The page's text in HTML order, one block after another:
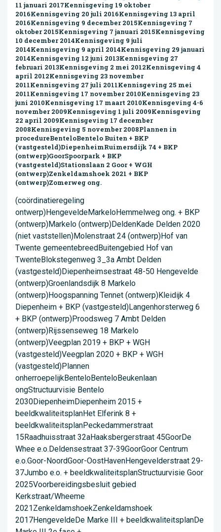
11 januari 2017Kennisgeving 19 oktober
2016Kennisgeving 20 juli 2016Kennisgeving 13 april
2016Kennisgeving 9 december 2015Kennisgeving 7
oktober 2015Kennisgeving 7 januari 2015Kennisgeving
10 december 2014Kennisgeving 9 juli
2014Kennisgeving 9 april 2014Kennisgeving 29 januari
2014Kennisgeving 12 juni 2013Kennisgeving 27
februari 2013Kennisgeving 2 mei 2012Kennisgeving 4
april 2012Kennisgeving 23 november
2011Kennisgeving 27 juli 2011Kennisgeving 25 mei
2011Kennisgeving 17 november 2010Kennisgeving 23
juni 2010Kennisgeving 17 maart 2010Kennisgeving 4-6
november 2009Kennisgeving 1 juli 2009Kennisgeving
22 april 2009Kennisgeving 17 december
2008Kennisgeving 5 november 2008Plannen in
procedureBenteloBentelo Buiten + BKP
(vastgesteld)DiepenheimRuimersdijk 74 + BKP
(ontwerp)GoorSpoorpark + BKP
(vastgesteld)Stationslaan 2 Goor + WGH
(ontwerp)Zenkeldamshoek 2021 + BKP
(ontwerp)Zomerweg ong.
(coördinatieregeling ontwerp)HengeveldeMarkeloHemmelweg ong. + BKP (ontwerp)Markelo (ontwerp)DeldenKade Delden 2020 (niet vaststellen)Molenstraat 24 (ontwerp)Hof van Twente gemeentebreedBuitengebied Hof van TwenteBlokstegenweg 3_3a Ambt Delden (vastgesteld)Diepenheimsestraat 48-50 Hengevelde (ontwerp)Groenlandsdijk 8 Markelo (ontwerp)Hoogspanning Tennet (ontwerp)Kleidijk 4 Diepenheim + BKP (vastgesteld)Langenhorsterweg 6 + BKP (ontwerp)Proodsweg 7 Ambt Delden (ontwerp)Rijssenseweg 18 Markelo (ontwerp)Veegplan 2019 + BKP + WGH (vastgesteld)Veegplan 2020 + BKP + WGH (vastgesteld)Plannen onherroepelijkBenteloBenteloBeukenlaan ongStructuurvisie Bentelo 2030DiepenheimDiepenheim 2015 + beeldkwaliteitsplanHet Elferink 8 + beeldkwaliteitsplanPeckedammerstraat 15Raadhuisstraat 32aHaaksbergerstraat 45GoorDe Whee e.o.Deldensestraat 37-39GoorGoor Centrum e.o.Goor-NoordGoor-OostHavenHengevelderstraat 29-37Jumbo e.o. + beeldkwaliteitsplanStructuurvisie Goor 2025Voorbereidingsbesluit gebied Kerkstraat/Wheeme 2021ZenkeldamshoekZenkeldamshoek 2017HengeveldeDe Marke III + beeldkwaliteitsplanDe Marke III 2e fase + beeldkwaliteitsplanDiepenheimsestraat 2-4 en 4aGoorsestraat ongHaaksbergerstraat 2HengeveldeNeedsestraat ongStructuurvisie HengeveldeWegdam eoWegdam 3Wegdam uitbreiding 2018 + beeldkwaliteitsplanWeth. Goselinkstraat ong.MarkeloBurg. Beaufortplein 6, 10 en 11, MarkeloBurg. Beaufortplein 5Grotestraat 2Grotestraat 11HerikereswegMarkelo-OostMarkelo-WestMarkelo-NoordRijssenseweg 1Rijssenseweg 6Roosdomsweg 6-8Structuurvisie MarkeloDeldenBrinkweg 28Delden-NoordDelden-Zuid 2015Hassinkstraat ong. + beeldkwaliteitsplanKade DeldenPeperkampweg coördinatieregelingRessingplein 2 + beeldkwaliteitsplanStrookappe ong.St. Elisabeth coördinatiergeling + aanvulling op de welstandsnotaHof van Twente gemeentebreedOntheffingsregeling kernenReparatieregeling IReparatieregeling IIBuitengebied Hof van Twente1e Broekweg 4 DiepenheimAlmelosestraat 9, 11 en 15, Ambt DeldenBentelosestraat 22, HengeveldeBoswinkelsweg 4, MarkeloBreddendijk 2, MarkeloBrikkenweg 6, MarkeloBuitengebied Hof van TwenteDekkersveldweg 2-4, Ambt DeldenDeldensestraat ong. Goor + beeldkwaliteitsplanDeldensestraat 69-71, Goor + beeldkwaliteitsplanDeldensestraat 111, GoorDorreweg 2a, Ambt DeldenEnkelaarsweg ong. Markelo + beeldkwaliteitsplanEnkelaarsweg 5, MarkeloErve Lankheet, BenteloErve Lankheet 2018, BenteloEschmolen, Delden + aanvulling op de welstandsnotaEschweg 1a, BenteloEsweg 4, MarkeloGorsveldweg 13, HengeveldeHagenweg 1, Ambt DeldenHagmolenweg 13, BenteloHerikerweg 31, Markelo + beeldkwaliteitsplanHoltkampsweg 6, Ambt DeldenIndustrieterrein Twentekanaal, MarkeloKooidijk 11, MarkeloLandgoed Azelo, Ambt Delden + aanvulling op de welstandsnotaLandgoed Warmelo, DiepenheimLangestraat 120, DeldenLarenseweg 34-34a, MarkeloLarenseweg 45, MarkeloLochemseweg 14, MarkeloMarkeloseweg 80, Goor + beeldkwaliteitsplanNatuurontwikkeling Deldenerbroek, Ambt DeldenOelerweg 2-4, Ambt DeldenOude Borculoseweg 11, Diepenheim + aanvulling op de welstandsnotaOude Goorseweg ong. DiepenheimPotdijk 7, MarkeloPotdijk 10-12, MarkeloPlasdijk 6, Markelo + beeldkwaliteitsplanRoosdomsweg ong., Markelo en Tankinksweg 1, Ambt DeldenRijksweg 30, Ambt DeldenRijssenseweg 6, Ambt DeldenRijssenseweg 35 MarkeloSlagendijk, MarkeloSlaghekkenweg 1b, BenteloSlotsweg 11 e.o., HengeveldeStokkumerweg ong., MarkeloStokkumerweg 25, MarkeloStructuurvisie Landelijk gebied Hof van TwenteTwickelerweg 3 Ambt DeldenVeegplan 2018WBS-weg ong., Ambt DeldenWBS-weg 7 Ambt DeldenWeldam 2018 + beeldkwaliteitsplanWesterflierweg ong., MarkeloWorsinkweg 2, MarkeloZonnepark 't Rikkerink + beeldkwaliteitsplanBouwkavelsVergunningenAsbest van het dak verwijderenGemeentelijke subsidie sanering asbestdakenKaarten subsidie sanering asbestdakenProjectbureau BASOntwikkelingen terrein Twentse StoomblekerijHuisnummer aanvragenOpvragen bouw- en milieudossiersHandhavingErfgoedErfgoedbeleidErfgoedcommissie Hof van TwenteMonumentenlijstSubsidies en leningenFunerair erfgoedArcheologiebeleidOpen monumentendagWelstandAansluiten rioolBodemBodem- en asbestbeleidBodeminformatie opvragenBodemenergiesystemenOndergrondse tank verwijderenOmgevingswetDuurzaamheidDuurzaamheid in Hof van TwenteHofpowerHomeOver HofpowerJaarprogramma per themaAanmeldenPrentenboek Bic & LevSamenwerkingenScholen in Hof van TwenteNieuws & foto'sContactDownloadsWaarom energieneutraal?InwonersOndernemersEnergiefondsSubsidies duurzaamheidWarmtefoto-actieVeelgestelde vragen warmtefoto-actieVeelgestelde vragenGeboorte, huwelijk en overlijdenTrouwen en geregistreerd partnerschapMelding huwelijk / geregistreerd partnerschapVerklaring van huwelijksbevoegdheidAangifte geboorteErkennen kindRegistratie levenloos geboren kindAangifte overlijdenAanvraag begrafenisBegraafplaatsenGrafrechten en kostenAanvraag vergunning gedenktekenWijziging naamgebruikGemeentelijke belastingenVeelgestelde vragen belastingenMijnOverheidDigitale belastingbalieOnroerende zaakbelastingen (OZB)WOZ-beschikkingWOZ-waarde opzoeken?Bezwaar indienenAutomatische incassoAfvalstoffenheffingRioolheffingBijsluiters gemeentelijke belastingenBijsluiter gemeentelijke belastingen 2021KwijtscheldingUitstel aanvragen gemeentelijke belastingenToeristenbelastingForensenbelastingBedrijveninvesteringszone GoorScheepvaartrechtenPrecariobelastingHondenbelastingPaspoort, rijbewijs en uittrekselsPaspoortTweede paspoortVluchtelingenpaspoortVreemdelingenpaspoortIdentiteitskaartRijbewijsID-coverBewijs van in leven zijnLegalisatie handtekeningUittreksel burgerlijke standUittreksel Basisregistratie Personen (BRP)Verklaring Omtrent het Gedrag (VOG)Vermissing reisdocumentNederlander worden door naturalisatieNederlander worden door optieSport, cultuur en recreatieEvenement OrganiserenEvenement meldenEvenementenvergunningVooraankondiging evenementenAankondiging op digitale evenementenportaalbordenBingobijeenkomst meldenDemonstratie of betogingLoterij organiserenPaasvuurOptreden straatartiestVerkeersregelaarsCollecteren of geld inzamelenMelding brandveilig gebruik tijdelijk bouwwerkOntheffing zwak alcoholische drankenCultuurBibliotheek en mediaCultureel erfgoedKunstMuziek, cultuur en educatieTheaterwerkSporten in Hof van TwenteHofactiefZwembadenAccommodatiesVerhuur sportaccommodaties en multifunctionele voorzieningenHof beweegakkoordVerkeer en vervoerActuele wegwerkzaamhedenParkerenGladheid en strooiroutesVerkeersbeleidOpenbare laadpalenOnderwaterscherm openbare laadpalenCaravan parkeren op de openbare wegMelding verkeerOntheffing personenvervoer in aanhangwagen/huifkar achter motorvoertuigWonenVerhuizing doorgevenBouwkavelsBeheer openbare ruimteBuitengebiedAgenda agrarische sectorMogelijkheden in het buitengebied: ruimte voor ontwikkelingToekomstgerichte ervenPlatform Stil LeedGroenloketSloopvouchersVeegplan buitengebiedLandschapsontwikkelings-planLEADER PlattelandsontwikkelingMineral Valley TwenteStructuurvisie buitengebiedDe Groene MetropoolP10 Netwerk grote plattelandsgemeentenGroenbeheerGroenbeheer 2021GroenbeheerplanGroenstructuurplanMonumentale bomenlijstGroenloketNieuwsbrievenOns BuitengebiedKleur-rijk-levenPilot bloemrijke akkerranden boerenlandBloemrijke biodiverse bermen realiseren door ecologisch bermbeheerNatuurvriendelijke WADI'sOngewenste plantensoortenVeelgestelde vragen ongewenste plantensoortenWijkbeheerNee-ja of nee-nee stickerRestgrondenTijdelijke verhuur woningTijdelijke bewoning recreatiewoningStartersleningCollectief Particulier Opdrachtgeverschap (CPO)WoonbeleidPlanschadeMilieuVeiligheid en openbare ordeRisico's en noodsituatiesInbrekers gaan niet met vakantieInbraakpreventieHuurwoningenWoonwagensWerk en inkomenHeeft u hulp nodig?Brievenhulp en hulp met taalHulp bij administratie en schuldenHeeft u hulp nodig?Schuldhulpverlening (Stadsbank)VoedselbankInformatiepunt digitale overheidAan het werkOp zoek naar betaald werkVrijwilligerswerkUitstroompremieIndividuele studietoeslagFinanciële ondersteuning voor ondernemersLoonkostensubsidieLoonkostenvoordeelWerken bij de gemeenteUitkeringenComputerstoring en uitkeringBijstandsuitkeringUitkering jongeren t/m 26 jaarUitkering vanaf 27 jaar tot aan pensioenOudere en arbeidsongeschikte werklozenInformatie ParticipatiewetInformatie IOAW en IOAZRegelingen bij laag inkomenLaag inkomen? Er kan meer dan je denkt!Bijzondere bijstandChronisch zieken en gehandicaptenBijzondere bijstand voor gezinnen met kinderenParticipatiefonds sport, cultuur en recreatieCollectieve aanvullende zorgverzekeringIndividuele inkomenstoeslagBeleidsregels en verordeningenWetteksten, verordeningen en beleidsregels werk en inkomenOndernemersNieuwsNieuwsbrievenOndernemend Hof van TwenteAdvies en begeleiding bij succesvol ondernemenBezoek college aan bedrijvenBedrijveninvesteringszone centrum GooreHerkenningInnoverenNetwerkenOndernemerspleinSubsidie voor ondernemersFlyer Ondernemen in Hof van TwenteOndernemersonderzoeken 2020Sociaal Economische VisieSociaal ondernemerschapScheepvaartrechtenInformatieplicht Energiebesparende MaatregelenInkoop en aanbestedingAanbestedingsbeleidSocial Return On Investment (SROI)Inkoopkalender Hof van TwenteGroslijstensystematiekInkoopadviseurVoorwaarden indienen (E-)facturenBedrijf starten en voerenAfval van bedrijvenGroeien met uw bedrijf?Advies en begeleiding bij succesvol startenBedrijf aan huisReclame maken of plaatsenDetailhandelGemeentelijke belastingenHorecavergunning of -ontheffingOntheffing zwak alcoholhoudende drankenDrank- en horecavergunningVergunning speelautomatenOntheffing sluitingsuur horecabedrijvenTerras exploiterenMelding overschrijding geluidsnormenReclameStandplaatsvergunning aanvragenVentvergunningStandplaats weekmarkt aanvragenTransport gevaarlijke stoffenWOZ-beschikking online inzienKlacht indienenBezwaarschrift AWB indienenGebruik openbare straatRioolaansluitingKansspelvergunning aanvragenEvenementenvergunning aanvragenBuitengebiedBouwen en verbouwenRuimtelijke plannenVergunningenOpvragen bouw- en milieudossiersHandhavingWelstandAansluiten rioolBodemBedrijventerreinen